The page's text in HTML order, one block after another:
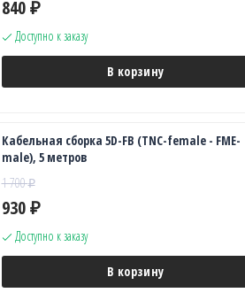
840 ₽
Доступно к заказу
В корзину
Кабельная сборка 5D-FB (TNC-female - FME-
male), 5 метров
1 700₽
930 ₽
Доступно к заказу
В корзину